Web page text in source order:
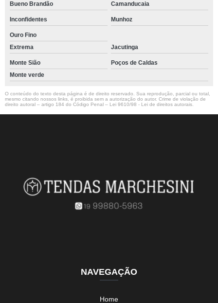
Bueno Brandão
Camanducaia
Inconfidentes Munhoz
Ouro Fino
Extrema
Jacutinga
Monte Sião
Poços de Caldas
Monte verde
O conteúdo do texto desta página é de direito reservado. Sua reprodução, parcial ou total,
mesmo citando nossos links, é proibida sem a autorização do autor. Crime de violação de
direito autoral – artigo 184 do Código Penal – Lei 9610/98 - Lei de direitos autorais
NAVEGAÇÃO
Home